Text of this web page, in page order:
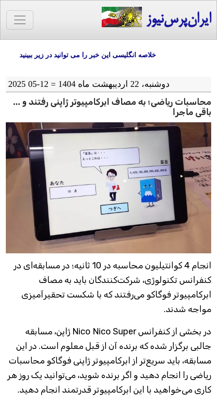
ایران‌پرس‌نیوز
خلاصه انگلیسی این خبر را می توانید در زیر ببینید
دوشنبه، 22 اردیبهشت ماه 1404 = 12-05 2025
محاسبات ریاضی؛ به مصاف ابرکامپیوتر ژاپنی رفتند و ...
باقی ماجرا
انجام 4 کوانتیلیون محاسبه در 10 ثانیه؛ در مسابقه‌ای در
کنفرانس تکنولوژی، شرکت‌کنندگان باید به مصاف
ابرکامپیوتر فوگاکو می‌رفتند که با شکست تحقیرآمیزی
مواجه شدند.
در بخشی از کنفرانس Nico Nico Super ژاپن، مسابقه
جالبی برگزار شده که برنده آن از قبل معلوم است. در این
مسابقه، باید سریع‌تر از ابرکامپیوتر ژاپنی فوگاکو محاسبات
ریاضی را انجام دهید و اگر برنده شوید، می‌توانید یک روز هر
کاری می‌خواهید با این ابرکامپیوتر قدرتمند انجام دهید.